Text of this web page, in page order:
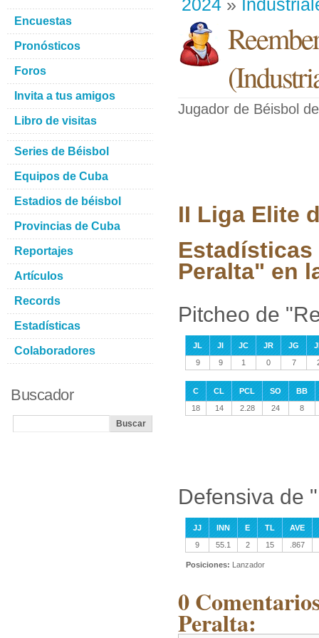
2024 »
(
Jugador de Béisbol
II Liga Elite
Estadísticas
Peralta" en
Pitcheo de
JL JI JC JR JG
9
9 1 0 7
C CL PCL SO
BB
18
14 2.28 24 8
Defensiva de
JJ INN E TL
AVE
9
55.1 2 15 .867
Posiciones: Lanzador
0
Peralta:
Encuestas
Pronósticos
Foros
Invita a tus amigos
Libro de visitas
Series de Béisbol
Equipos de Cuba
Estadios de béisbol
Provincias de Cuba
Reportajes
Artículos
Records
Estadísticas
Colaboradores
Buscador